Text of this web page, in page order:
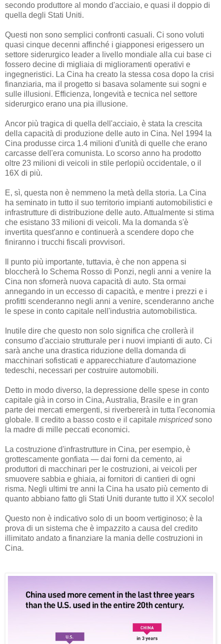
secondo produttore al mondo d'acciaio, e quasi il doppio di
quella degli Stati Uniti.
Questi non sono semplici confronti casuali. Ci sono voluti
quasi cinque decenni affinché i giapponesi erigessero un
settore siderurgico leader a livello mondiale alla cui base ci
fossero decine di migliaia di miglioramenti operativi e
ingegneristici. La Cina ha creato la stessa cosa dopo la crisi
finanziaria, ma il progetto si basava solamente sui sogni e
sulle illusioni. Efficienza, longevità e tecnica nel settore
siderurgico erano una pia illusione.
Ancor più tragica di quella dell'acciaio, è stata la crescita
della capacità di produzione delle auto in Cina. Nel 1994 la
Cina produsse circa 1.4 milioni d'unità di quelle che erano
carcasse dell'era comunista. Lo scorso anno ha prodotto
oltre 23 milioni di veicoli in stile perlopiù occidentale, o il
16X di più.
E, sì, questa non è nemmeno la metà della storia. La Cina
ha seminato in tutto il suo territorio impianti automobilistici e
infrastrutture di distribuzione delle auto. Attualmente si stima
che esistano 33 milioni di veicoli. Ma la domanda s'è
invertita quest'anno e continuerà a scendere dopo che
finiranno i trucchi fiscali provvisori.
Il punto più importante, tuttavia, è che non appena si
bloccherà lo Schema Rosso di Ponzi, negli anni a venire la
Cina non sfornerà nuova capacità di auto. Sta ormai
annegando in un eccesso di capacità, e mentre i prezzi e i
profitti scenderanno negli anni a venire, scenderanno anche
le spese in conto capitale nell'industria automobilistica.
Inutile dire che questo non solo significa che crollerà il
consumo d'acciaio strutturale per i nuovi impianti di auto. Ci
sarà anche una drastica riduzione della domanda di
macchinari sofisticati e apparecchiature d'automazione
tedeschi, necessari per costruire automobili.
Detto in modo diverso, la depressione delle spese in conto
capitale già in corso in Cina, Australia, Brasile e in gran
parte dei mercati emergenti, si riverbererà in tutta l'economia
globale. Il credito a basso costo e il capitale mispricedsono
la madre di mille peccati economici.
La costruzione d'infrastrutture in Cina, per esempio, è
grottescamente gonfiata — dai forni da cemento, ai
produttori di macchinari per le costruzioni, ai veicoli per
smuovere sabbia e ghiaia, ai fornitori di cantieri di ogni
risma. Negli ultimi tre anni la Cina ha usato più cemento di
quanto abbiano fatto gli Stati Uniti durante tutto il XX secolo!
Questo non è indicativo solo di un boom vertiginoso; è la
prova di un sistema che è impazzito a causa del credito
illimitato andato a finanziare la mania delle costruzioni in
Cina.